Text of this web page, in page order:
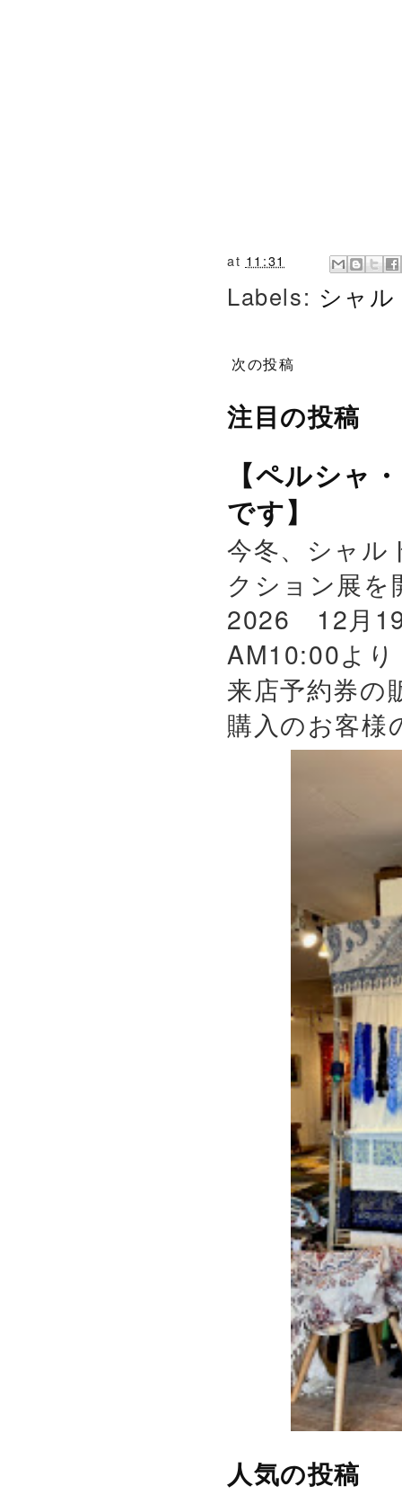
at 11:31
Labels: シャ
次の投稿
注目の投稿
【ペルシャ
です】
今冬、シャル
クション展
2026 12月19
AM10:00よ
来店予約券の
購入のお客様
人気の投稿